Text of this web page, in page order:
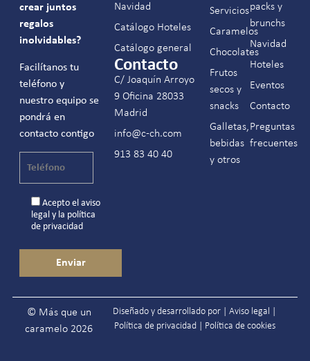
crear juntos
regalos
inolvidables?
Facilítanos tu
teléfono y
nuestro equipo se
pondrá en
contacto contigo
Acepto el aviso
legaly la política
de privacidad
Navidad
Catálogo Hoteles
Catálogo general
Contacto
C/ Joaquín Arroyo
9 Oficina 28033
Madrid
info@c-ch.com
913 83 40 40
Servicios
Caramelos
Chocolates
Frutos
secos y
snacks
Galletas,
bebidas
y otros
packs y
brunchs
Navidad
Hoteles
Eventos
Contacto
Preguntas
frecuentes
© Más que un
caramelo 2026
Diseñado y desarrollado por |Aviso legal
Política de privacidad| Política de cookies